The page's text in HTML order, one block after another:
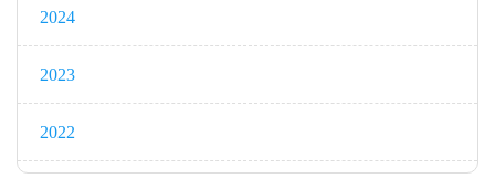
2024
2023
2022